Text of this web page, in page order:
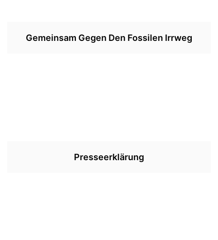
Gemeinsam Gegen Den Fossilen Irrweg
Presseerklärung